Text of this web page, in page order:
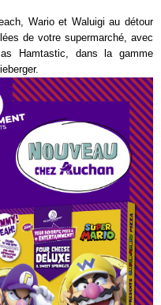
Wario et Waluigi au détour
de votre supermarché, avec
Hamtastic, dans la gamme